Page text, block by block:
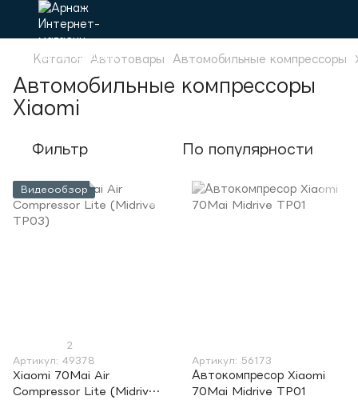
Каталог Автотовары Автомобильные компрессоры
Автомобильные компрессоры
Xiaomi
Фильтр По популярности
Видеообзор
2
Артикул: 49378
Xiaomi 70Mai Air
Compressor Lite (Midrive
Артикул: 56173
Автокомпресор Xiaomi
70Mai Midrive TP01